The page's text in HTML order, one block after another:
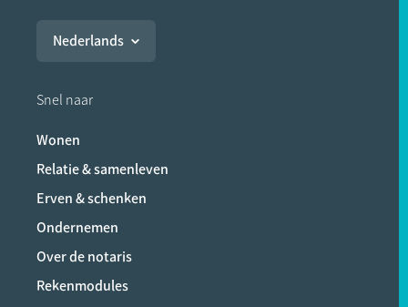
Nederlands
Snel naar
Wonen
Relatie & samenleven
Erven & schenken
Ondernemen
Over de notaris
Rekenmodules